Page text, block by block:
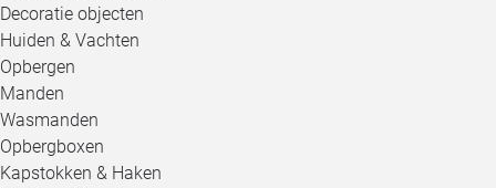
Decoratie objecten
Huiden & Vachten
Opbergen
Manden
Wasmanden
Opbergboxen
Kapstokken & Haken